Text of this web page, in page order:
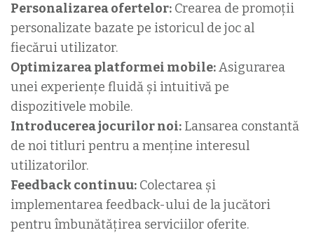
Personalizarea ofertelor: Crearea de promoții
personalizate bazate pe istoricul de joc al
fiecărui utilizator.
Optimizarea platformei mobile:Asigurarea
unei experiențe fluidă și intuitivă pe
dispozitivele mobile.
Introducerea jocurilor noi: Lansarea constantă
de noi titluri pentru a menține interesul
utilizatorilor.
Feedback continuu: Colectarea și
implementarea feedback-ului de la jucători
pentru îmbunătățirea serviciilor oferite.